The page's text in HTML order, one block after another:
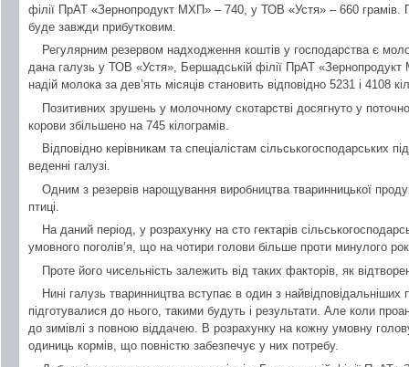
філії ПрАТ «Зернопродукт МХП» – 740, у ТОВ «Устя» – 660 грамів.
буде завжди прибутковим.
Регулярним резервом надходження коштів у господарства є
дана галузь у ТОВ «Устя», Бершадській філії ПрАТ
надій молока за дев’ять місяців становить відповідно 5231 і 4108
Позитивних зрушень у молочному скотарстві досягнуто у
корови збільшено на 745 кілограмів.
Відповідно керівникам та спеціалістам сільськогосподарських
веденні галузі.
Одним з резервів нарощування виробництва тваринницької
птиці.
На даний період, у розрахунку на сто гектарів
умовного поголів’я, що на чотири голови більше проти минулого
Проте його чисельність залежить від таких факторів, як
Нині галузь тваринництва вступає в один з найвідповідальніших
підготувалися до нього, такими будуть і результати. Але коли
до зимівлі з повною віддачею. В розрахунку на кожну умовну
одиниць кормів, що повністю забезпечує у них потребу.